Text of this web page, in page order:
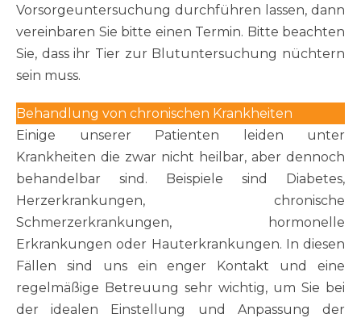
Vorsorgeuntersuchung durchführen lassen, dann
vereinbaren Sie bitte einen Termin. Bitte beachten
Sie, dass ihr Tier zur Blutuntersuchung nüchtern
sein muss.
Behandlung von chronischen Krankheiten
Einige unserer Patienten leiden unter
Krankheiten die zwar nicht heilbar, aber dennoch
behandelbar sind. Beispiele sind Diabetes,
Herzerkrankungen, chronische
Schmerzerkrankungen, hormonelle
Erkrankungen oder Hauterkrankungen. In diesen
Fällen sind uns ein enger Kontakt und eine
regelmäßige Betreuung sehr wichtig, um Sie bei
der idealen Einstellung und Anpassung der